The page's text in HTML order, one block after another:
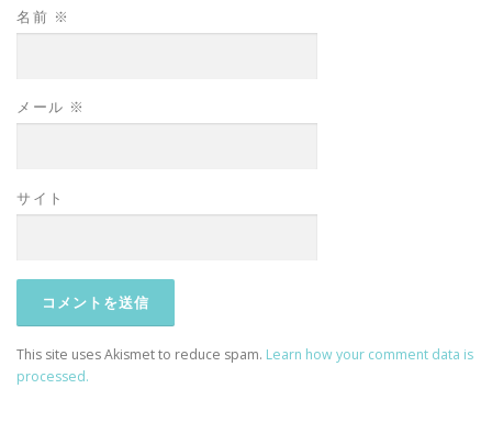
名前 ※
メール ※
サイト
This site uses Akismet to reduce spam. Learn how your comment data is
processed.